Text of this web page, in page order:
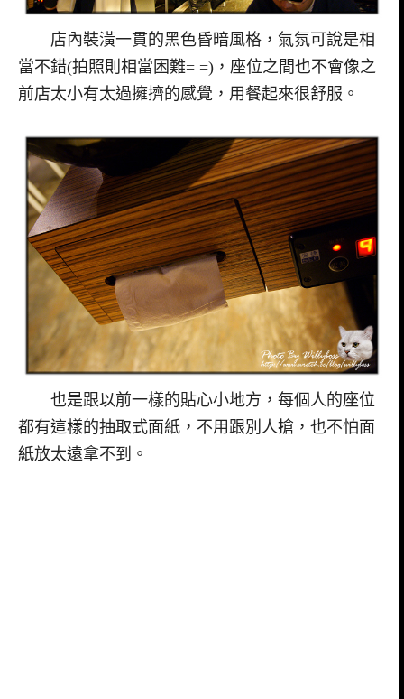
店內裝潢一貫的黑色昏暗風格，氣氛可說是相
當不錯(拍照則相當困難= =)，座位之間也不會像之
前店太小有太過擁擠的感覺，用餐起來很舒服。
也是跟以前一樣的貼心小地方，每個人的座位
都有這樣的抽取式面紙，不用跟別人搶，也不怕面
紙放太遠拿不到。